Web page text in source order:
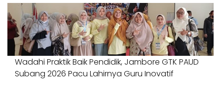
Wadahi Praktik Baik Pendidik, Jambore GTK PAUD
Subang 2026 Pacu Lahirnya Guru Inovatif